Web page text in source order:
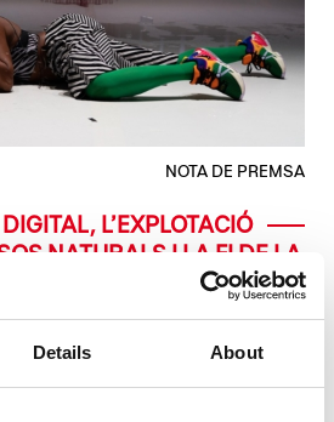
Details About
NOTA DE PREMSA
L’EXPLOTACIÓ
NATURALS I LA FI DE LA
DE LES PROPOSTES
A LA BROSSA